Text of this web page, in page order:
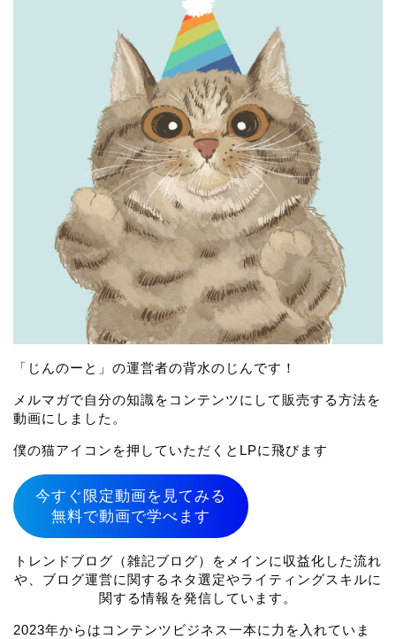
「じんのーと」の運営者の背水のじんです！
メルマガで自分の知識をコンテンツにして販売する方法を
動画にしました。
僕の猫アイコンを押していただくとLPに飛びます
今すぐ限定動画を見てみる
無料で動画で学べます
トレンドブログ（雑記ブログ）をメインに収益化した流れ
や、ブログ運営に関するネタ選定やライティングスキルに
関する情報を発信しています。
2023年からはコンテンツビジネス一本に力を入れていま